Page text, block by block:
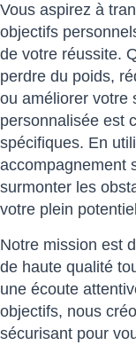
Vous aspirez à
objectifs
de votre réussite.
perdre du poids,
ou améliorer votre
personnalisée est
spécifiques. En
accompagnement
surmonter les
votre plein
Notre mission est
de haute qualité
une écoute
objectifs, nous
sécurisant pour